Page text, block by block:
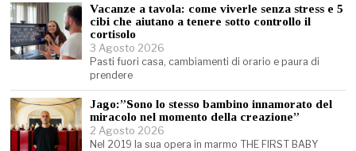
Vacanze a tavola: come viverle senza stress e 5
cibi che aiutano a tenere sotto controllo il
cortisolo
3 Agosto 2026
Pasti fuori casa, cambiamenti di orario e paura di
prendere
Jago:”Sono lo stesso bambino innamorato del
miracolo nel momento della creazione”
2 Agosto 2026
Nel 2019 la sua opera in marmo THE FIRST BABY